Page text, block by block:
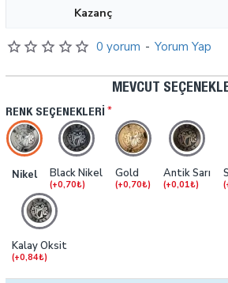
0 yorum - Yorum Yap
MEVCUT
RENK SEÇENEKLERI
Nikel Black Nikel
(+0,70₺)
Gold
(+0,70₺)
Antik Sarı
(+0,01₺)
Kalay Oksit
(+0,84₺)
Kazanç